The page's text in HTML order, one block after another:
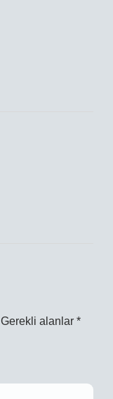
Gerekli alanlar *